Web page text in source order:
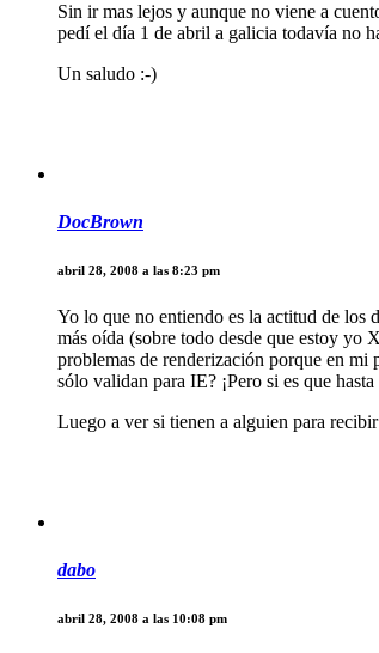
Sin ir mas lejos y aunque no viene a
pedí el día 1 de abril a galicia todavía no
Un saludo :-)
DocBrown
abril 28, 2008 a las 8:23 pm
Yo lo que no entiendo es la actitud de los
más oída (sobre todo desde que estoy yo
problemas de renderización porque en mi
sólo validan para IE? ¡Pero si es que
Luego a ver si tienen a alguien para
dabo
abril 28, 2008 a las 10:08 pm